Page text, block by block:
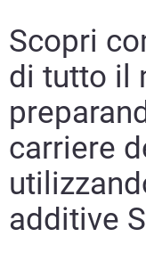
Per saperne di più
Scopri
di tutto il
carriere
additive